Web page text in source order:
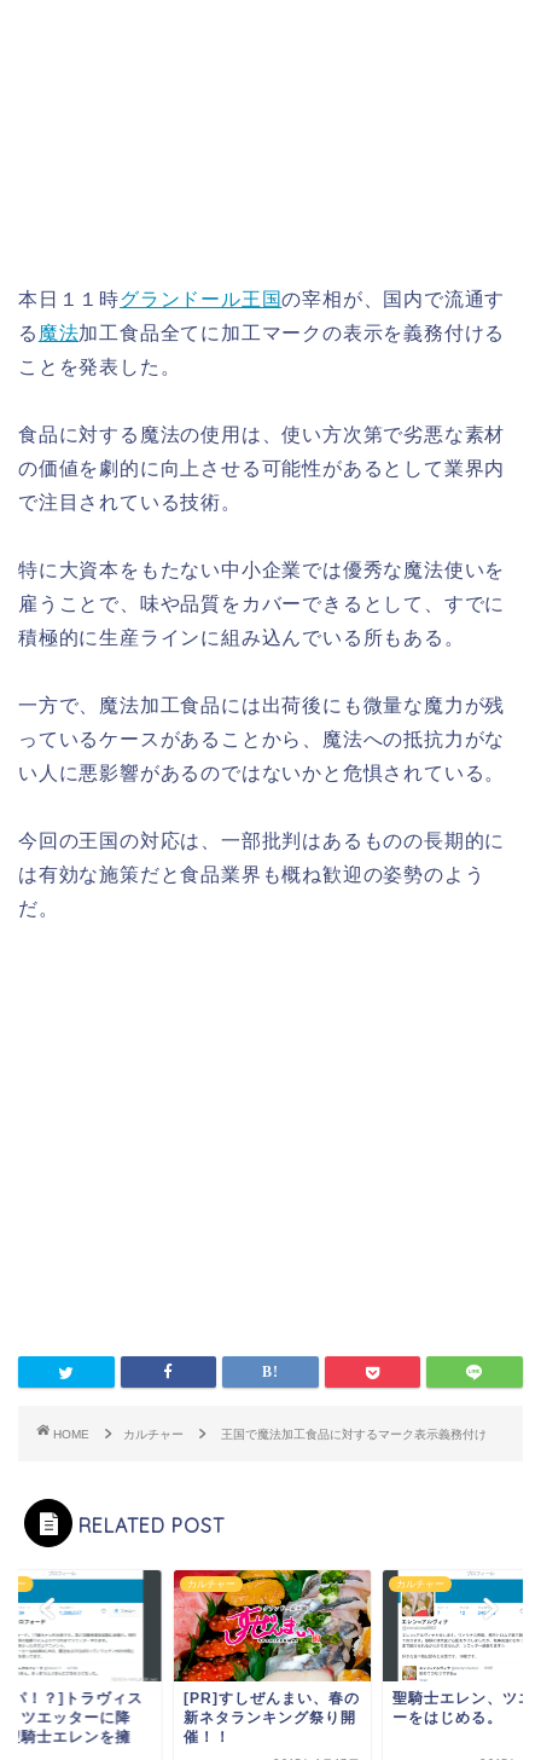
本日１１時グランドール王国の宰相が、国内で流通す
る 魔法加工食品全てに加工マークの表示を義務付ける
ことを発表した。
食品に対する魔法の使用は、使い方次第で劣悪な素材
の価値を劇的に向上させる可能性があるとして業界内
で注目されている技術。
特に大資本をもたない中小企業では優秀な魔法使いを
雇うことで、味や品質をカバーできるとして、すでに
積極的に生産ラインに組み込んでいる所もある。
一方で、魔法加工食品には出荷後にも微量な魔力が残
っているケースがあることから、魔法への抵抗力がな
い人に悪影響があるのではないかと危惧されている。
今回の王国の対応は、一部批判はあるものの長期的に
は有効な施策だと食品業界も概ね歓迎の姿勢のよう
だ。
HOME カルチャー 王国で魔法加工食品に対するマーク表示義務付け
RELATED POST
ャー
パ！？]トラヴィス
、ツエッターに降
聖騎士エレンを擁
カルチャー
[PR]すしぜんまい、春の
新ネタランキング祭り開
催！！
カルチャー
聖騎士エレン、ツエ
ーをはじめる。